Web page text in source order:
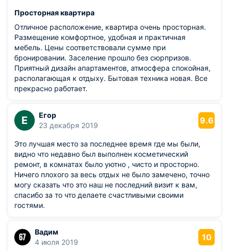
Просторная квартира
Отличное расположение, квартира очень просторная.
Размещение комфортное, удобная и практичная
мебель. Цены соответствовали сумме при
бронировании. Заселение прошло без сюрпризов.
Приятный дизайн апартаментов, атмосфера спокойная,
располагающая к отдыху. Бытовая техника новая. Все
прекрасно работает.
Е
Егор
23 декабря 2019
9.6
Это лучшая место за последнее время где мы были,
видно что недавно был выполнен косметический
ремонт, в комнатах было уютно , чисто и просторно.
Ничего плохого за весь отдых не было замечено, точно
могу сказать что это наш не последний визит к вам,
спасибо за то что делаете счастливыми своими
гостями.
Вадим
4 июля 2019
10